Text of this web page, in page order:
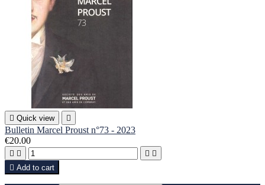
 Quick view 
Bulletin Marcel Proust n°73 - 2023
€20.00
   
 Add to cart